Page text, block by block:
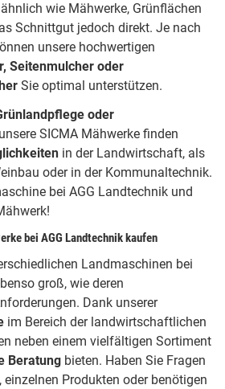
wie Mähwerke, Grünflächen
Schnittgut jedoch direkt. Je nach
unsere hochwertigen
Seitenmulcher oder
Sie optimal unterstützen.
oder
SICMA Mähwerke finden
in der Landwirtschaft, als
oder in der Kommunaltechnik.
bei AGG Landtechnik und
bei AGG Landtechnik kaufen
Landmaschinen bei
groß, wie deren
Dank unserer
im Bereich der landwirtschaftlichen
neben einem vielfältigen Sortiment
Beratung bieten. Haben Sie Fragen
Produkten oder benötigen